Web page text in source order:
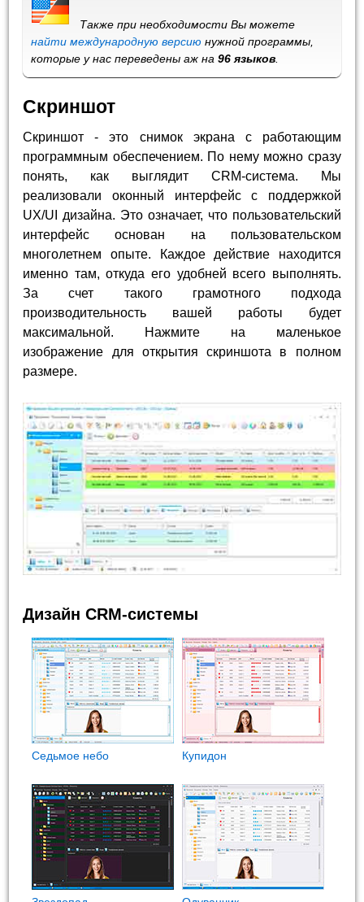
Также при необходимости Вы можете
найти международную версию нужной программы,
которые у нас переведены аж на96 языков.
Скриншот
Скриншот - это снимок экрана с работающим
программным обеспечением. По нему можно сразу
понять, как выглядит CRM-система. Мы
реализовали оконный интерфейс с поддержкой
UX/UI дизайна. Это означает, что пользовательский
интерфейс основан на пользовательском
многолетнем опыте. Каждое действие находится
именно там, откуда его удобней всего выполнять.
За счет такого грамотного подхода
производительность вашей работы будет
максимальной. Нажмите на маленькое
изображение для открытия скриншота в полном
размере.
Дизайн CRM-системы
Седьмое небо Купидон